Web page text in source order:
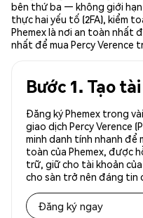
bên thứ ba — không giới
thực hai yếu tố (2FA), kiểm
Phemex là nơi an toàn nhất
nhất để mua Percy Verence
Bước 1. Tạo
Đăng ký Phemex trong
giao dịch Percy Verence
minh danh tính nhanh để
toàn của Phemex, được
trữ, giữ cho tài khoản
cho sàn trở nên đáng tin
Đăng ký ngay